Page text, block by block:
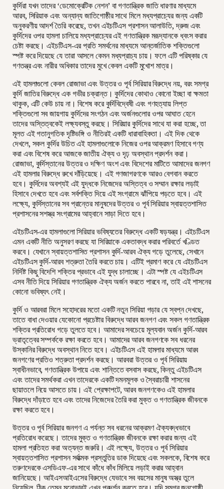
কুর্দিরা যখন তাদের ‘ডেমোক্রেটিক নেশন’ বা গণতান্ত্রিক জাতি ধারণার মাধ্যমে
আরব, সিরিয়াক এবং অন্যান্য জাতিগোষ্ঠীর সাথে মিলে মধ্যপ্রাচ্যের জন্য একটি
অনুকরণীয় আদর্শ তৈরি করেছে, তখন এইচটিএস প্রশাসন আলাউতি, দ্রুজ এবং
কুর্দিদের ওপর হামলা চালিয়ে মধ্যপ্রাচ্যের এই গণতান্ত্রিক মরূদ্যানকে ধ্বংস করার
চেষ্টা করছে। এইচটিএস-এর প্রতি সমর্থনের মাধ্যমে আন্তর্জাতিক শক্তিগুলো
স্পষ্ট করে দিয়েছে যে তারা আসলে কেমন মধ্যপ্রাচ্য চায়। ফলে এটি পরিষ্কার যে
গণতন্ত্র এবং নারীর অধিকার তাদের মুখে কেবল একটি মুখোশ মাত্র।
এই হামলাগুলো কেবল রোজাভা এবং উত্তর ও পূর্ব সিরিয়ার বিরুদ্ধে নয়, বরং সমগ্র
কুর্দি জাতির বিরুদ্ধে এক গভীর চক্রান্ত। কুর্দিদের কোথাও কোনো ইচ্ছা বা ক্ষমতা
থাকুক, এটি কেউ চায় না। বিশেষ করে কুর্দিবিদ্বেষী এবং গণহত্যায় লিপ্ত
শক্তিগুলো সব জায়গায় কুর্দিদের সংগঠন এবং অর্জনগুলোর ওপর আঘাত হেনে
তাদের অস্তিত্বকেই লক্ষ্যবস্তু করছে। সিরিয়ার কুর্দিদের সাথে যা করা হচ্ছে, তা
মূলত এই গতানুগতিক দৃষ্টিভঙ্গি ও নীতিরই একটি ধারাবাহিকতা। এই দিক থেকে
দেখলে, সকল কুর্দির উচিত এই হামলাগুলোকে নিজের ওপর আক্রমণ হিসাবে গণ্য
করা এবং বিশেষ করে আজকে জাতীয় ঐক্য ও দৃঢ় অবস্থান প্রদর্শন করা।
রোজাভা, কুর্দিস্তানের উত্তর ও দক্ষিণ অংশ এবং বিদেশের মাটিতে আমাদের জনগণ
এই হামলার বিরুদ্ধে রুখে দাঁড়িয়েছে। এই গণজাগরণকে আরও বেগবান করতে
হবে। কুর্দিদের অবশ্যই এই যুদ্ধকে নিজেদের অস্তিত্ব ও সম্মান রক্ষার লড়াই
হিসাবে দেখতে হবে এবং সর্বশক্তি দিয়ে এই সংগ্রামে ঝাঁপিয়ে পড়তে হবে। এই
লক্ষ্যে, কুর্দিস্তানের সব প্রান্তের মানুষদের উত্তর ও পূর্ব সিরিয়ার স্বায়ত্তশাসিত
প্রশাসনের সশস্ত্র সংগ্রামের আহ্বানে সাড়া দিতে হবে।
এইচটিএস-এর হামলাগুলো সিরিয়ার ভবিষ্যতের বিরুদ্ধে একটি ষড়যন্ত্র। এইচটিএস
এমন একটি নীতি অনুসরণ করছে যা সিরিয়াকে একতাবদ্ধ করার পরিবর্তে খণ্ডিত
করবে। যেখানে স্বায়ত্তশাসিত প্রশাসন কুর্দি-আরব ঐক্য গড়ে তুলেছে, সেখানে
এইচটিএস কুর্দি-আরব শত্রুতা তৈরি করতে চায়। এটিই প্রমাণ করে যে এইচটিএস
নির্দিষ্ট কিছু বিদেশি শক্তির প্রভাবে এই যুদ্ধ চালাচ্ছে। এটা স্পষ্ট যে এইচটিএস
এসব নীতি দিয়ে সিরিয়ার গণতান্ত্রিক ঐক্য অর্জন করতে পারবে না, তাই এই শাসনের
কোনো ভবিষ্যৎ নেই।
কুর্দি ও আরবরা মিলে সহোদরের মতো একটি নতুন সিরিয়া গড়ার যে স্বপ্ন দেখছে,
তাতে বাধা দেওয়ার যেকোনো প্রচেষ্টার বিরুদ্ধে আরব জনগণ এবং সকল গণতান্ত্রিক
শক্তির প্রতিরোধ গড়ে তুলতে হবে। আমাদের সবচেয়ে মূল্যবান অর্জন কুর্দি-আরব
ভ্রাতৃত্বের সম্পর্ককে রক্ষা করতে হবে। আমাদের আরব জনগণকে সব ধরনের
উস্কানির বিরুদ্ধে অবস্থান নিতে হবে। এইচটিএস এই হামলার মাধ্যমে আরব
জনগণের প্রতিও শত্রুতা প্রদর্শন করছে। আরবরা উত্তর ও পূর্ব সিরিয়ায়
স্বাধীনভাবে, গণতান্ত্রিক উপায়ে এবং শান্তিতে বসবাস করছে, কিন্তু এইচটিএস
এবং তাদের সমর্থকরা এখন তাদেরকে একটি দমনমূলক ও স্বৈরাচারী শাসনের
ছায়াতলে নিয়ে আসতে চায়। এই প্রেক্ষাপটে, আরব জনগণকেও এই হামলার
বিরুদ্ধে দাঁড়াতে হবে এবং তাদের নিজেদের তৈরি করা মুক্ত ও গণতান্ত্রিক জীবনকে
রক্ষা করতে হবে।
উত্তর ও পূর্ব সিরিয়ার জনগণ এ পর্যন্ত সব ধরনের আক্রমণ ঐক্যবদ্ধভাবে
প্রতিরোধ করেছে। তাদের মুক্ত ও গণতান্ত্রিক জীবনকে রক্ষা করার জন্য এই
হামলা প্রতিহত করা অত্যন্ত জরুরি। এই লক্ষ্যে, উত্তর ও পূর্ব সিরিয়ার
স্বায়ত্তশাসিত প্রশাসন সর্বাত্মক প্রস্তুতির ডাক দিয়েছে এবং সকলকে, বিশেষ করে
তরুণদেরকে এসডিএফ-এর সাথে কাঁধে কাঁধ মিলিয়ে লড়াই করার আহ্বান
জানিয়েছে। আইএসআইএসের বিরুদ্ধে যেভাবে সব বয়সের মানুষ অস্ত্র তুলে